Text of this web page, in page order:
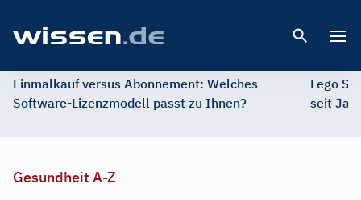
Einmalkauf versus Abonnement: Welches
Software-Lizenzmodell passt zu Ihnen?
Lego
seit
Gesundheit A-Z